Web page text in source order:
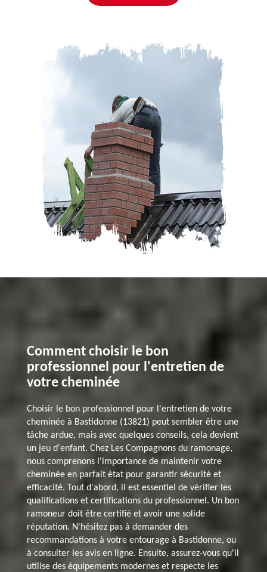
Comment choisir le bon
professionnel pour l'entretien de
votre cheminée
Choisir le bon professionnel pour l'entretien de votre
cheminée à Bastidonne (13821) peut sembler être une
tâche ardue, mais avec quelques conseils, cela devient
un jeu d'enfant. Chez Les Compagnons du ramonage,
nous comprenons l'importance de maintenir votre
cheminée en parfait état pour garantir sécurité et
efficacité. Tout d'abord, il est essentiel de vérifier les
qualifications et certifications du professionnel. Un bon
ramoneur doit être certifié et avoir une solide
réputation. N'hésitez pas à demander des
recommandations à votre entourage à Bastidonne, ou
à consulter les avis en ligne. Ensuite, assurez-vous qu'il
utilise des équipements modernes et respecte les